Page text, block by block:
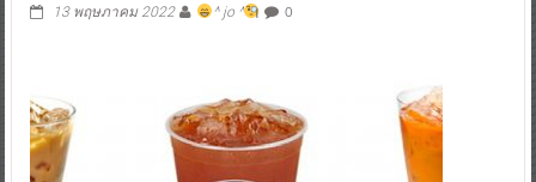
13 พฤษภาคม 2022 ^ jo ^ 0